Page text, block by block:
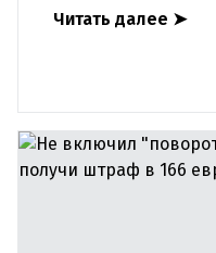
сообщила об этом
Читать далее ➤